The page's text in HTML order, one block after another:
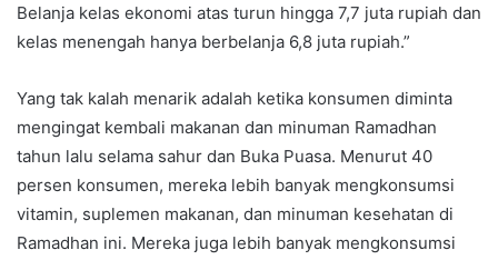
Belanja kelas ekonomi atas turun hingga 7,7 juta rupiah dan
kelas menengah hanya berbelanja 6,8 juta rupiah.”
Yang tak kalah menarik adalah ketika konsumen diminta
mengingat kembali makanan dan minuman Ramadhan
tahun lalu selama sahur dan Buka Puasa. Menurut 40
persen konsumen, mereka lebih banyak mengkonsumsi
vitamin, suplemen makanan, dan minuman kesehatan di
Ramadhan ini. Mereka juga lebih banyak mengkonsumsi